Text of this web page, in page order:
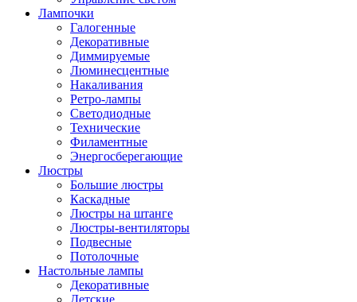
Лампочки
Галогенные
Декоративные
Диммируемые
Люминесцентные
Накаливания
Ретро-лампы
Светодиодные
Технические
Филаментные
Энергосберегающие
Люстры
Большие люстры
Каскадные
Люстры на штанге
Люстры-вентиляторы
Подвесные
Потолочные
Настольные лампы
Декоративные
Детские